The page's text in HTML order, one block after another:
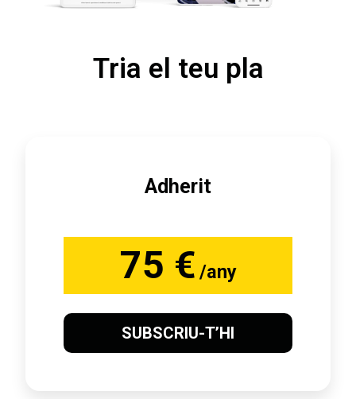
Tria el teu pla
Adherit
75 € /any
SUBSCRIU-T’HI